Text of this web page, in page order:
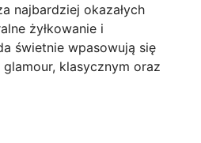
najbardziej okazałych
żyłkowanie i
świetnie wpasowują się
klasycznym oraz